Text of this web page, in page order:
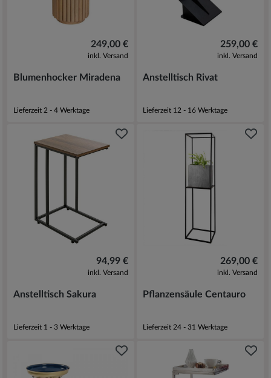
249,00 €
inkl. Versand
Blumenhocker Miradena
Lieferzeit 2 - 4 Werktage
259,00 €
inkl. Versand
Anstelltisch Rivat
Lieferzeit 12 - 16 Werktage
94,99 €
inkl. Versand
Anstelltisch Sakura
Lieferzeit 1 - 3 Werktage
269,00 €
inkl. Versand
Pflanzensäule Centauro
Lieferzeit 24 - 31 Werktage